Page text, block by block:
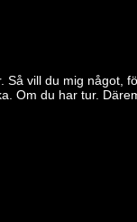
Så vill du mig något,
Om du har tur.